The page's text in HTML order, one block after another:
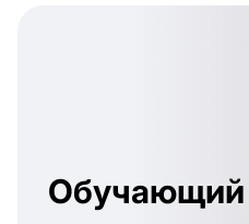
Обучающий